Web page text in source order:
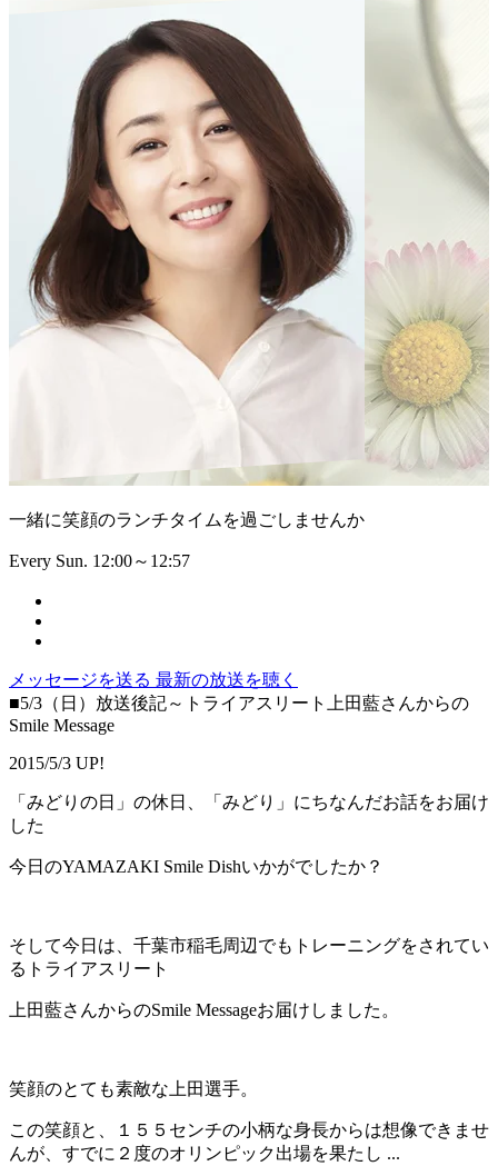
一緒に笑顔のランチタイムを過ごしませんか
Every Sun. 12:00～12:57
メッセージを送る 最新の放送を聴く
■5/3（日）放送後記～トライアスリート上田藍さんからの
Smile Message
2015/5/3 UP!
「みどりの日」の休日、「みどり」にちなんだお話をお届け
した
今日のYAMAZAKI Smile Dishいかがでしたか？
そして今日は、千葉市稲毛周辺でもトレーニングをされてい
るトライアスリート
上田藍さんからのSmile Messageお届けしました。
笑顔のとても素敵な上田選手。
この笑顔と、１５５センチの小柄な身長からは想像できませ
んが、すでに２度のオリンピック出場を果たし ...